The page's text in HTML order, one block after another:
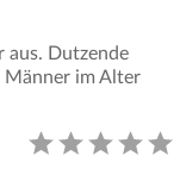
aus. Dutzende
Männer im Alter